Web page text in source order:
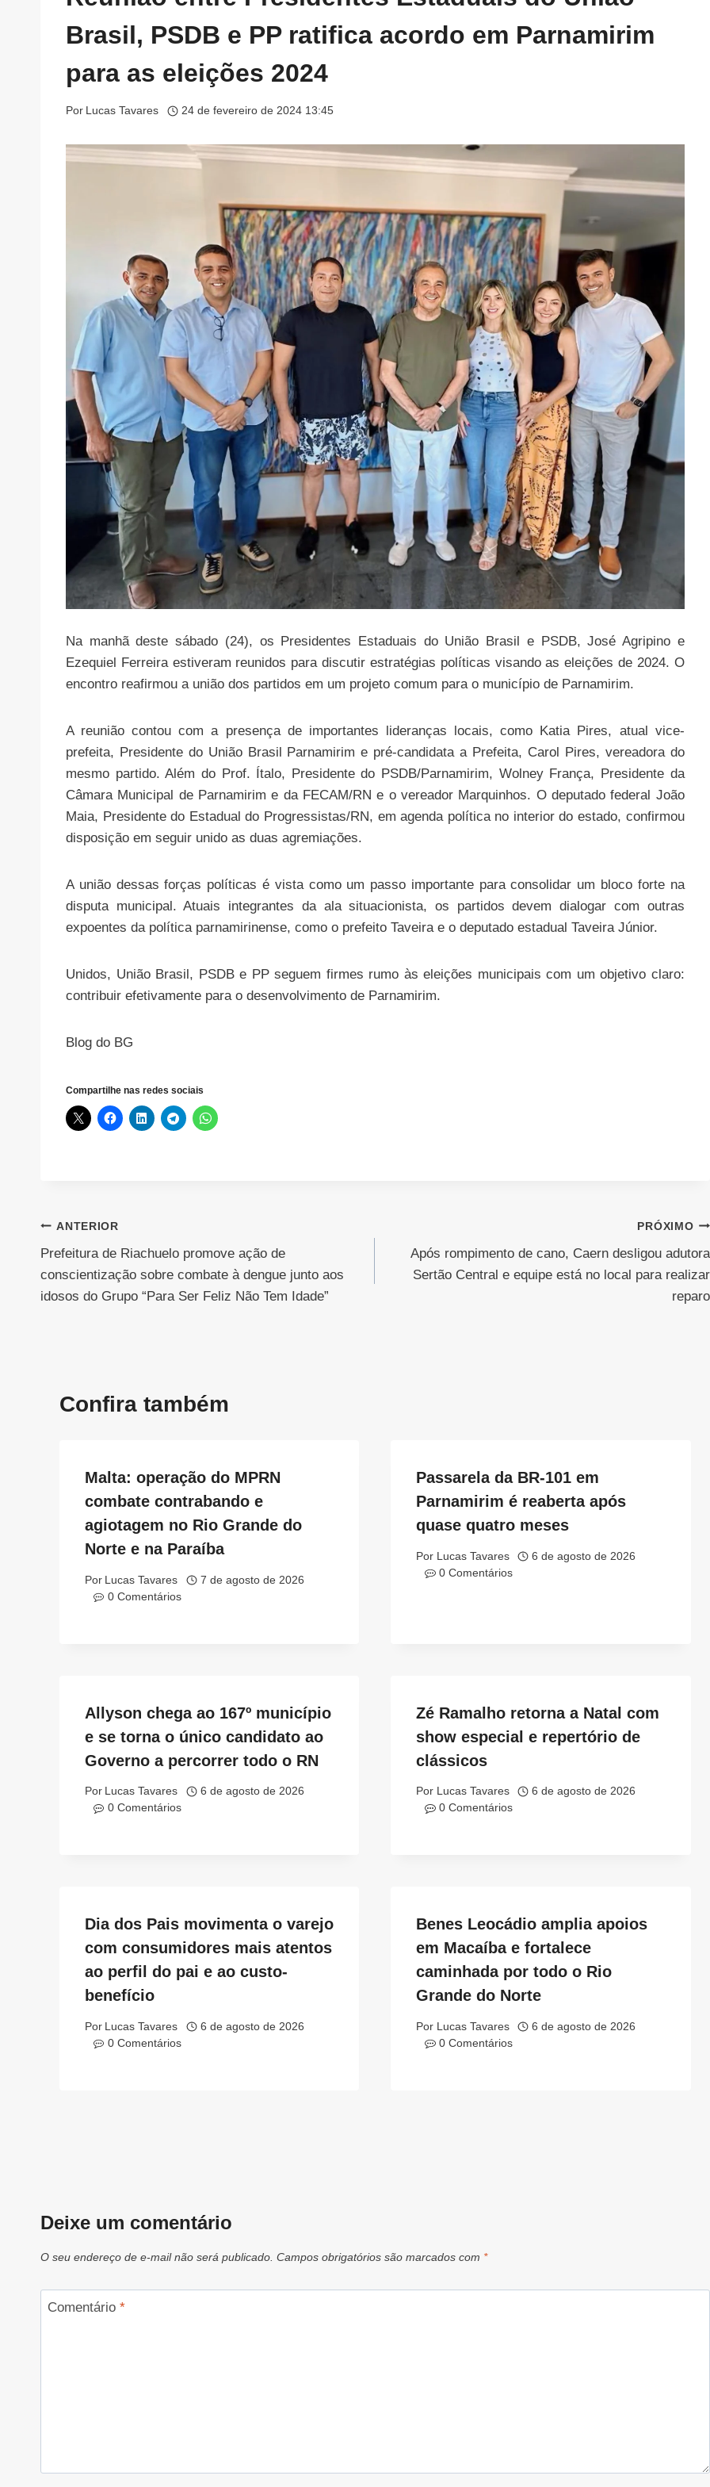
Brasil, PSDB e PP ratifica acordo em Parnamirim
para as eleições 2024
Por Lucas Tavares 24 de fevereiro de 2024 13:45
Na manhã deste sábado (24), os Presidentes Estaduais do União Brasil e PSDB, José Agripino e
Ezequiel Ferreira estiveram reunidos para discutir estratégias políticas visando as eleições de 2024. O
encontro reafirmou a união dos partidos em um projeto comum para o município de Parnamirim.
A reunião contou com a presença de importantes lideranças locais, como Katia Pires, atual vice-
prefeita, Presidente do União Brasil Parnamirim e pré-candidata a Prefeita, Carol Pires, vereadora do
mesmo partido. Além do Prof. Ítalo, Presidente do PSDB/Parnamirim, Wolney França, Presidente da
Câmara Municipal de Parnamirim e da FECAM/RN e o vereador Marquinhos. O deputado federal João
Maia, Presidente do Estadual do Progressistas/RN, em agenda política no interior do estado, confirmou
disposição em seguir unido as duas agremiações.
A união dessas forças políticas é vista como um passo importante para consolidar um bloco forte na
disputa municipal. Atuais integrantes da ala situacionista, os partidos devem dialogar com outras
expoentes da política parnamirinense, como o prefeito Taveira e o deputado estadual Taveira Júnior.
Unidos, União Brasil, PSDB e PP seguem firmes rumo às eleições municipais com um objetivo claro:
contribuir efetivamente para o desenvolvimento de Parnamirim.
Blog do BG
Compartilhe nas redes sociais
Navegação
de
Post
ANTERIOR
Prefeitura de Riachuelo promove ação de
conscientização sobre combate à dengue junto aos
idosos do Grupo “Para Ser Feliz Não Tem Idade”
PRÓXIMO
Após rompimento de cano, Caern desligou adutora
Sertão Central e equipe está no local para realizar
reparo
Confira também
Malta: operação do MPRN
combate contrabando e
agiotagem no Rio Grande do
Norte e na Paraíba
Por Lucas Tavares
7 de agosto de 2026
0 Comentários
Passarela da BR-101 em
Parnamirim é reaberta após
quase quatro meses
Por Lucas Tavares
6 de agosto de 2026
0 Comentários
Allyson chega ao 167º município
e se torna o único candidato ao
Governo a percorrer todo o RN
Por Lucas Tavares
6 de agosto de 2026
0 Comentários
Zé Ramalho retorna a Natal com
show especial e repertório de
clássicos
Por Lucas Tavares
6 de agosto de 2026
0 Comentários
Dia dos Pais movimenta o varejo
com consumidores mais atentos
ao perfil do pai e ao custo-
benefício
Por Lucas Tavares
6 de agosto de 2026
0 Comentários
Benes Leocádio amplia apoios
em Macaíba e fortalece
caminhada por todo o Rio
Grande do Norte
Por Lucas Tavares
6 de agosto de 2026
0 Comentários
Deixe um comentário
O seu endereço de e-mail não será publicado. Campos obrigatórios são marcados com *
Comentário *